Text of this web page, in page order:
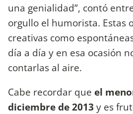
una genialidad”, contó
orgullo el humorista. Estas
creativas como
día a día y en esa ocasión
contarlas al aire.
Cabe recordar que el
diciembre de 2013 y es